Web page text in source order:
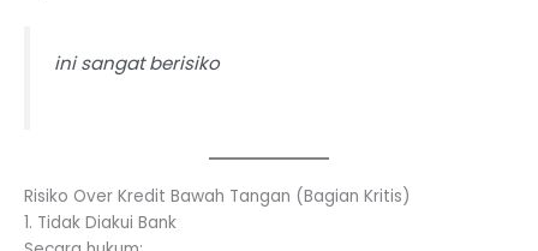
ini sangat berisiko
Risiko Over Kredit Bawah Tangan (Bagian Kritis)
1. Tidak Diakui Bank